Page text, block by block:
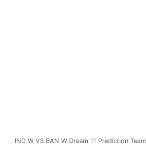
IND W VS BAN W Dream 11 Prediction Team